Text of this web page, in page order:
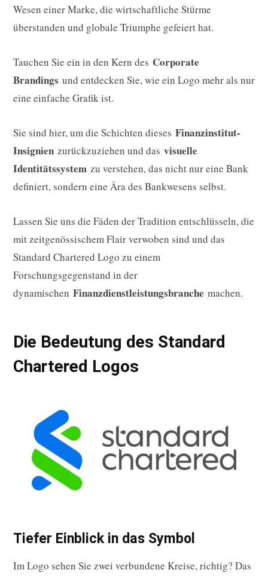
Wesen einer Marke, die wirtschaftliche Stürme
überstanden und globale Triumphe gefeiert hat.
Tauchen Sie ein in den Kern des Corporate
Brandings und entdecken Sie, wie ein Logo mehr als nur
eine einfache Grafik ist.
Sie sind hier, um die Schichten dieses Finanzinstitut-
Insignien zurückzuziehen und das visuelle
Identitätssystem zu verstehen, das nicht nur eine Bank
definiert, sondern eine Ära des Bankwesens selbst.
Lassen Sie uns die Fäden der Tradition entschlüsseln, die
mit zeitgenössischem Flair verwoben sind und das
Standard Chartered Logo zu einem
Forschungsgegenstand in der
dynamischen Finanzdienstleistungsbranche machen.
Die Bedeutung des Standard
Chartered Logos
Tiefer Einblick in das Symbol
Im Logo sehen Sie zwei verbundene Kreise, richtig? Das